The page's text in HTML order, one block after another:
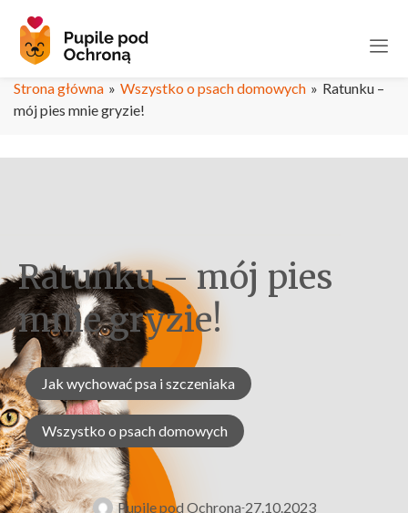
Strona główna » Wszystko o psach domowych » Ratunku –
mój pies mnie gryzie!
Ratunku – mój pies
mnie gryzie!
Jak wychować psa i szczeniaka
Wszystko o psach domowych
Pupile pod Ochroną 27.10.2023